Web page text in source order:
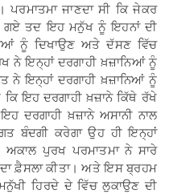
ਪਰਮਾਤਮਾ ਜਾਣਦਾ ਸੀ ਕਿ ਜੇਕਰ
ਗਏ ਤਦ ਇਹ ਮਨੁੱਖ ਨੂੰ ਇਹਨਾਂ ਦੀ
ਨੂੰ ਦਿਖਾਉਣ ਅਤੇ ਦੱਸਣ ਵਿੱਚ
ਨੇ ਇਨ੍ਹਾਂ ਦਰਗਾਹੀ ਖ਼ਜ਼ਾਨਿਆਂ ਨੂੰ
ਨੇ ਇਨ੍ਹਾਂ ਦਰਗਾਹੀ ਖ਼ਜ਼ਾਨਿਆਂ ਨੂੰ
ਕਿ ਇਹ ਦਰਗਾਹੀ ਖ਼ਜ਼ਾਨੇ ਕਿੱਥੇ ਰੱਖੇ
ਦਰਗਾਹੀ ਖ਼ਜ਼ਾਨੇ ਅਸਾਨੀ ਨਾਲ
ਬੰਦਗੀ ਕਰੇਗਾ ਉਹ ਹੀ ਇਨ੍ਹਾਂ
ਅਕਾਲ ਪੁਰਖ ਪਰਮਾਤਮਾ ਨੇ ਸਾਰੇ
ਫ਼ੈਸਲਾ ਕੀਤਾ। ਅਤੇ ਇਸ ਬ੍ਰਹਮ
ਹਿਰਦੇ ਦੇ ਵਿੱਚ ਲੁਕਾਉਣ ਦੀ